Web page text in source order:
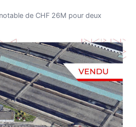
de CHF 26M pour deux